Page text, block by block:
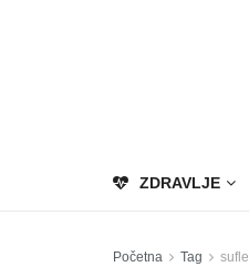
ZDRAVLJE
Početna Tag sufle